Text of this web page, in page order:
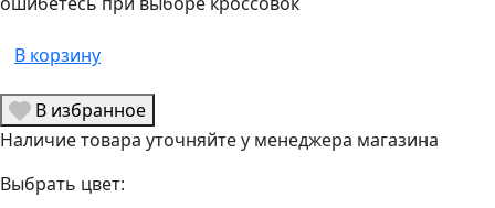
В корзину
В избранное
Наличие товара уточняйте у менеджера магазина
Выбрать цвет: